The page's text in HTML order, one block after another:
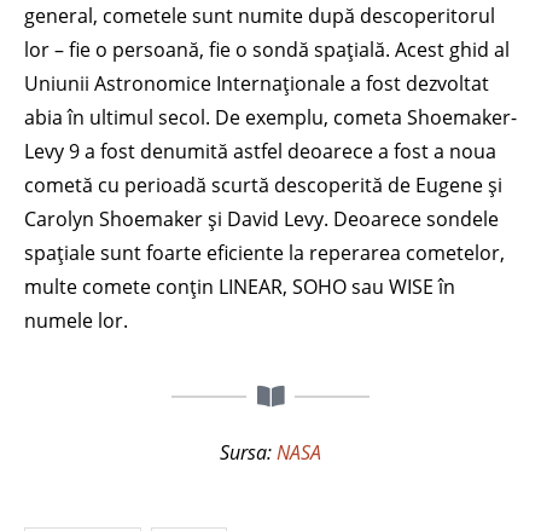
general, cometele sunt numite după descoperitorul
lor – fie o persoană, fie o sondă spațială. Acest ghid al
Uniunii Astronomice Internaționale a fost dezvoltat
abia în ultimul secol. De exemplu, cometa Shoemaker-
Levy 9 a fost denumită astfel deoarece a fost a noua
cometă cu perioadă scurtă descoperită de Eugene și
Carolyn Shoemaker și David Levy. Deoarece sondele
spațiale sunt foarte eficiente la reperarea cometelor,
multe comete conțin LINEAR, SOHO sau WISE în
numele lor.
Sursa:NASA